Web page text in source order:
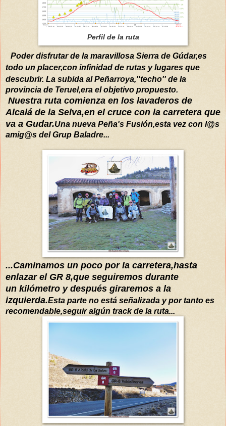
Perfil de la ruta
Poder disfrutar de la maravillosa Sierra de Gúdar,es
todo un placer,con infinidad de rutas y lugares que
descubrir. La subida al Peñarroya,''techo'' de la
provincia de Teruel,era el objetivo propuesto.
Nuestra ruta comienza en los lavaderos de
Alcalá de la Selva,en el cruce con la carretera que
va a Gudar.Una nueva Peña's Fusión,esta vez con l@s
amig@s del Grup Baladre...
...Caminamos un poco por la carretera,hasta
enlazar el GR 8,que seguiremos durante
un kilómetro y después giraremos a la
izquierda.Esta parte no está señalizada y por tanto es
recomendable,seguiralgún track de la ruta...